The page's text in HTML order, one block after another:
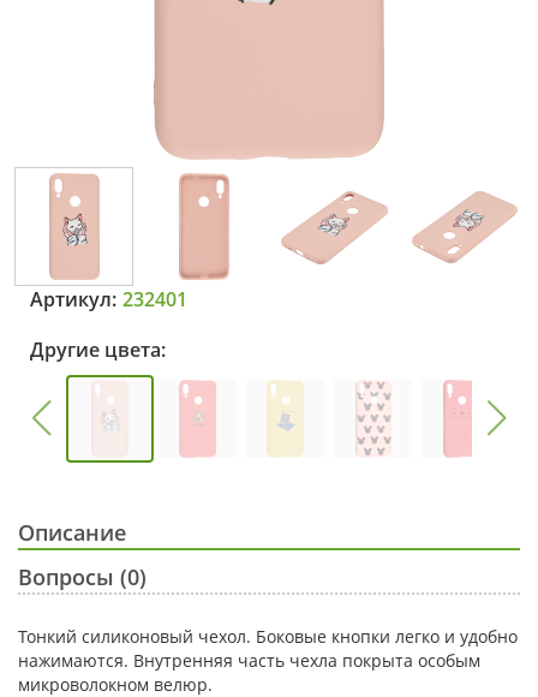
Артикул: 232401
Другие цвета:
Описание
Вопросы (0)
Тонкий силиконовый чехол. Боковые кнопки легко и удобно
нажимаются. Внутренняя часть чехла покрыта особым
микроволокном велюр.